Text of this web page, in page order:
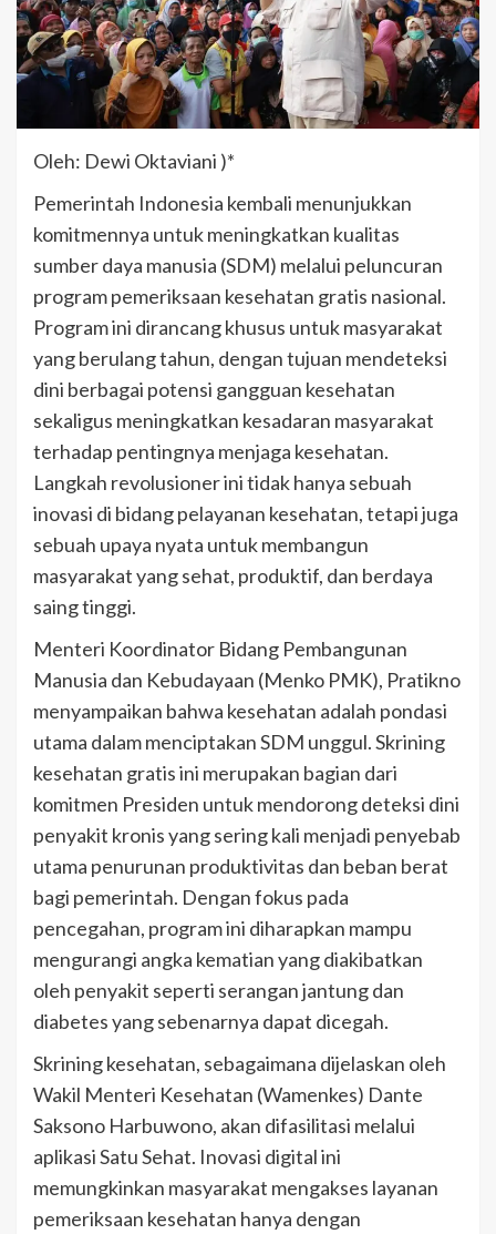
Oleh: Dewi Oktaviani )*
Pemerintah Indonesia kembali menunjukkan
komitmennya untuk meningkatkan kualitas
sumber daya manusia (SDM) melalui peluncuran
program pemeriksaan kesehatan gratis nasional.
Program ini dirancang khusus untuk masyarakat
yang berulang tahun, dengan tujuan mendeteksi
dini berbagai potensi gangguan kesehatan
sekaligus meningkatkan kesadaran masyarakat
terhadap pentingnya menjaga kesehatan.
Langkah revolusioner ini tidak hanya sebuah
inovasi di bidang pelayanan kesehatan, tetapi juga
sebuah upaya nyata untuk membangun
masyarakat yang sehat, produktif, dan berdaya
saing tinggi.
Menteri Koordinator Bidang Pembangunan
Manusia dan Kebudayaan (Menko PMK), Pratikno
menyampaikan bahwa kesehatan adalah pondasi
utama dalam menciptakan SDM unggul. Skrining
kesehatan gratis ini merupakan bagian dari
komitmen Presiden untuk mendorong deteksi dini
penyakit kronis yang sering kali menjadi penyebab
utama penurunan produktivitas dan beban berat
bagi pemerintah. Dengan fokus pada
pencegahan, program ini diharapkan mampu
mengurangi angka kematian yang diakibatkan
oleh penyakit seperti serangan jantung dan
diabetes yang sebenarnya dapat dicegah.
Skrining kesehatan, sebagaimana dijelaskan oleh
Wakil Menteri Kesehatan (Wamenkes) Dante
Saksono Harbuwono, akan difasilitasi melalui
aplikasi Satu Sehat. Inovasi digital ini
memungkinkan masyarakat mengakses layanan
pemeriksaan kesehatan hanya dengan